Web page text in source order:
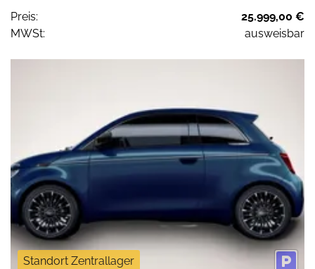
Preis:
25.999,00 €
MWSt:
ausweisbar
Standort Zentrallager